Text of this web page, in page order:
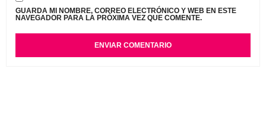
GUARDA MI NOMBRE, CORREO ELECTRÓNICO Y WEB EN ESTE
NAVEGADOR PARA LA PRÓXIMA VEZ QUE COMENTE.